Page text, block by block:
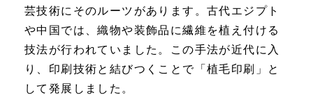
芸技術にそのルーツがあります。古代エジプト
や中国では、織物や装飾品に繊維を植え付ける
技法が行われていました。この手法が近代に入
り、印刷技術と結びつくことで「植毛印刷」と
して発展しました。